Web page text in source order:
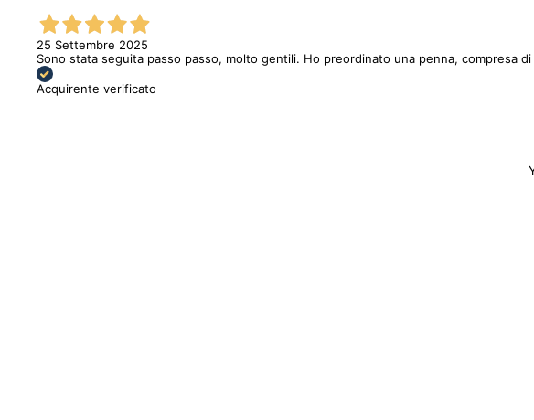
25 Settembre 2025
Sono stata seguita passo passo, molto gentili. Ho preordinato una penna, compresa
Acquirente verificato